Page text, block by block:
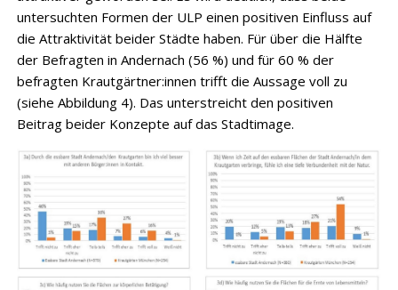
untersuchten Formen der ULP einen positiven Einfluss auf
die Attraktivität beider Städte haben. Für über die Hälfte
der Befragten in Andernach (56 %) und für 60 % der
befragten Krautgärtner:innen trifft die Aussage voll zu
(siehe Abbildung 4). Das unterstreicht den positiven
Beitrag beider Konzepte auf das Stadtimage.